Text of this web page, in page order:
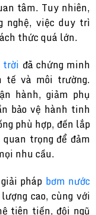
tâm. Tuy nhiên,
nghệ, việc duy trì
thức quá lớn.
trời đã chứng minh
tế và môi trường.
hành, giảm phụ
bảo vệ hành tinh
phù hợp, đến lắp
trọng để đảm
nhu cầu.
pháp bơm nước
cao, cùng với
tiên tiến, đội ngũ